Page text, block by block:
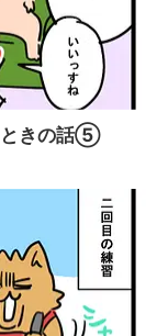
ときの話⑤